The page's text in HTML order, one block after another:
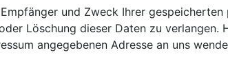
und Zweck Ihrer gespeicherten
Löschung dieser Daten zu verlangen.
angegebenen Adresse an uns